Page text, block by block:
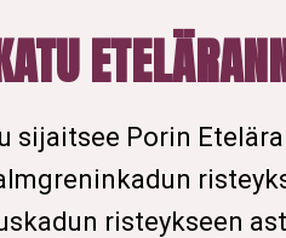
sijaitsee Porin
risteykseen